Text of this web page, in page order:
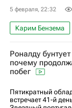
5 февраля, 22:32
Карим Бензема
Малком
Аль-
Роналду
почему
побег
Пятикратный
встречает 41-й